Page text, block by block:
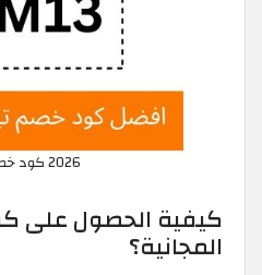
2026 كود خصم تيمو
المجانية؟